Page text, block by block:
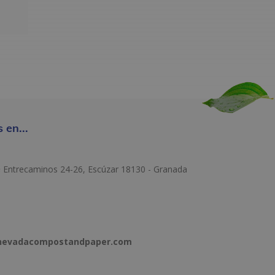
en...
Entrecaminos 24-26, Escúzar 18130 - Granada